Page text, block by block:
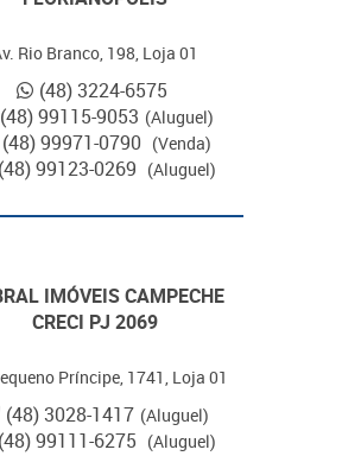
Rio Branco, 198, Loja 01
(48) 3224-6575
(48) 99115-9053 (Aluguel)
(48) 99971-0790 (Venda)
(48) 99123-0269 (Aluguel)
IMÓVEIS CAMPECHE
CRECI PJ 2069
Príncipe, 1741, Loja 01
(48) 3028-1417 (Aluguel)
(48) 99111-6275 (Aluguel)